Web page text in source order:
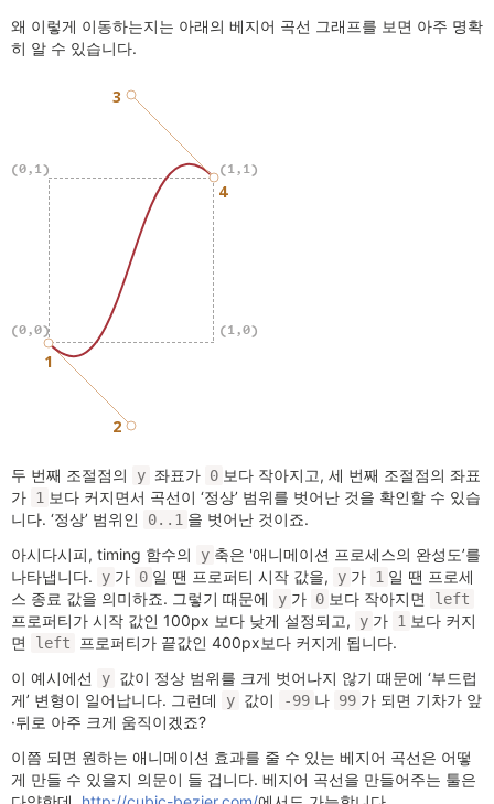
왜 이렇게 이동하는지는 아래의 베지어 곡선 그래프를 보면 아주 명확
히 알 수 있습니다.
두 번째 조절점의 y 좌표가 0 보다 작아지고, 세 번째 조절점의 좌표
가 1 보다 커지면서 곡선이 ‘정상’ 범위를 벗어난 것을 확인할 수 있습
니다. ‘정상’ 범위인
0..1 을 벗어난 것이죠.
아시다시피, timing 함수의
y 축은 '애니메이션 프로세스의 완성도’를
나타냅니다.
y 가 0 일 땐 프로퍼티 시작 값을, y 가 1 일 땐 프로세
스 종료 값을 의미하죠. 그렇기 때문에
y 가 0 보다 작아지면 left
프로퍼티가 시작 값인 100px 보다 낮게 설정되고, y 가 1 보다 커지
면
left
프로퍼티가 끝값인 400px보다 커지게 됩니다.
이 예시에선
y 값이 정상 범위를 크게 벗어나지 않기 때문에 ‘부드럽
게’ 변형이 일어납니다. 그런데
y 값이 -99 나 99 가 되면 기차가 앞
·뒤로 아주 크게 움직이겠죠?
이쯤 되면 원하는 애니메이션 효과를 줄 수 있는 베지어 곡선은 어떻
게 만들 수 있을지 의문이 들 겁니다. 베지어 곡선을 만들어주는 툴은